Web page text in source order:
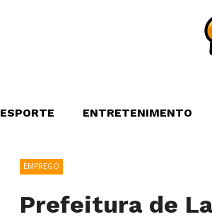
ESPORTE ENTRETENIMENTO
EMPREGO
Prefeitura de